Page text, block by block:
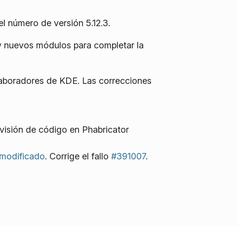
número de versión 5.12.3.
módulos para completar la
de KDE. Las correcciones
de código en Phabricator
. Corrige el fallo #391007.